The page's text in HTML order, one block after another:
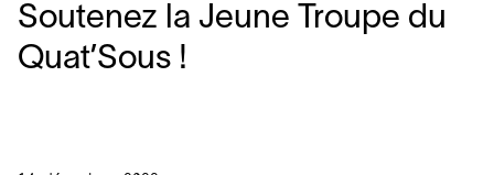
Soutenez la Jeune Troupe du
Quat’Sous !